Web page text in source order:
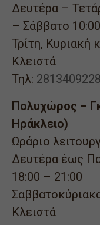
Δευτέρα –
– Σάββατο
Τρίτη, Κυριακή
Κλειστά
Τηλ: 2813409228
Πολυχώρος –
Ηράκλειο)
Ωράριο
Δευτέρα έως
18:00 – 21:00
Κλειστά